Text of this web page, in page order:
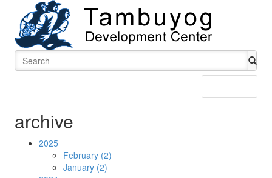
archive
2025
February (2)
January (2)